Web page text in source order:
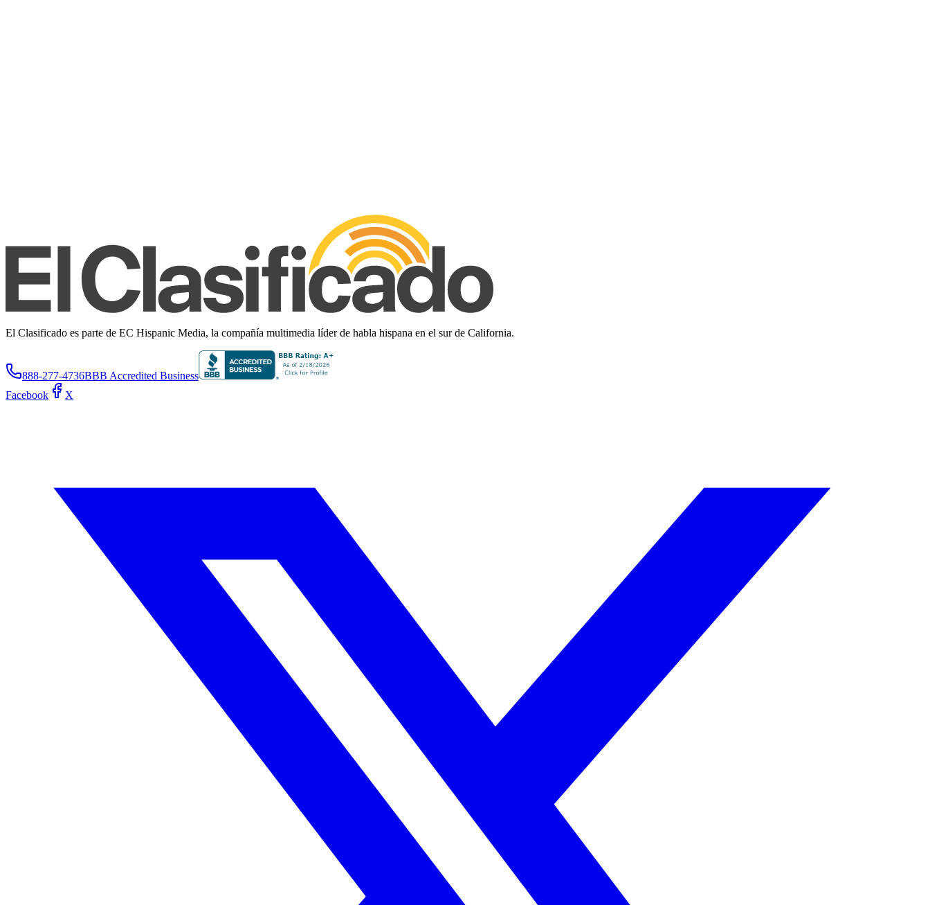
El Clasificado es parte de EC Hispanic Media, la compañía multimedia líder de habla hispana en el sur de California.
888-277-4736BBB Accredited Business
Facebook
X